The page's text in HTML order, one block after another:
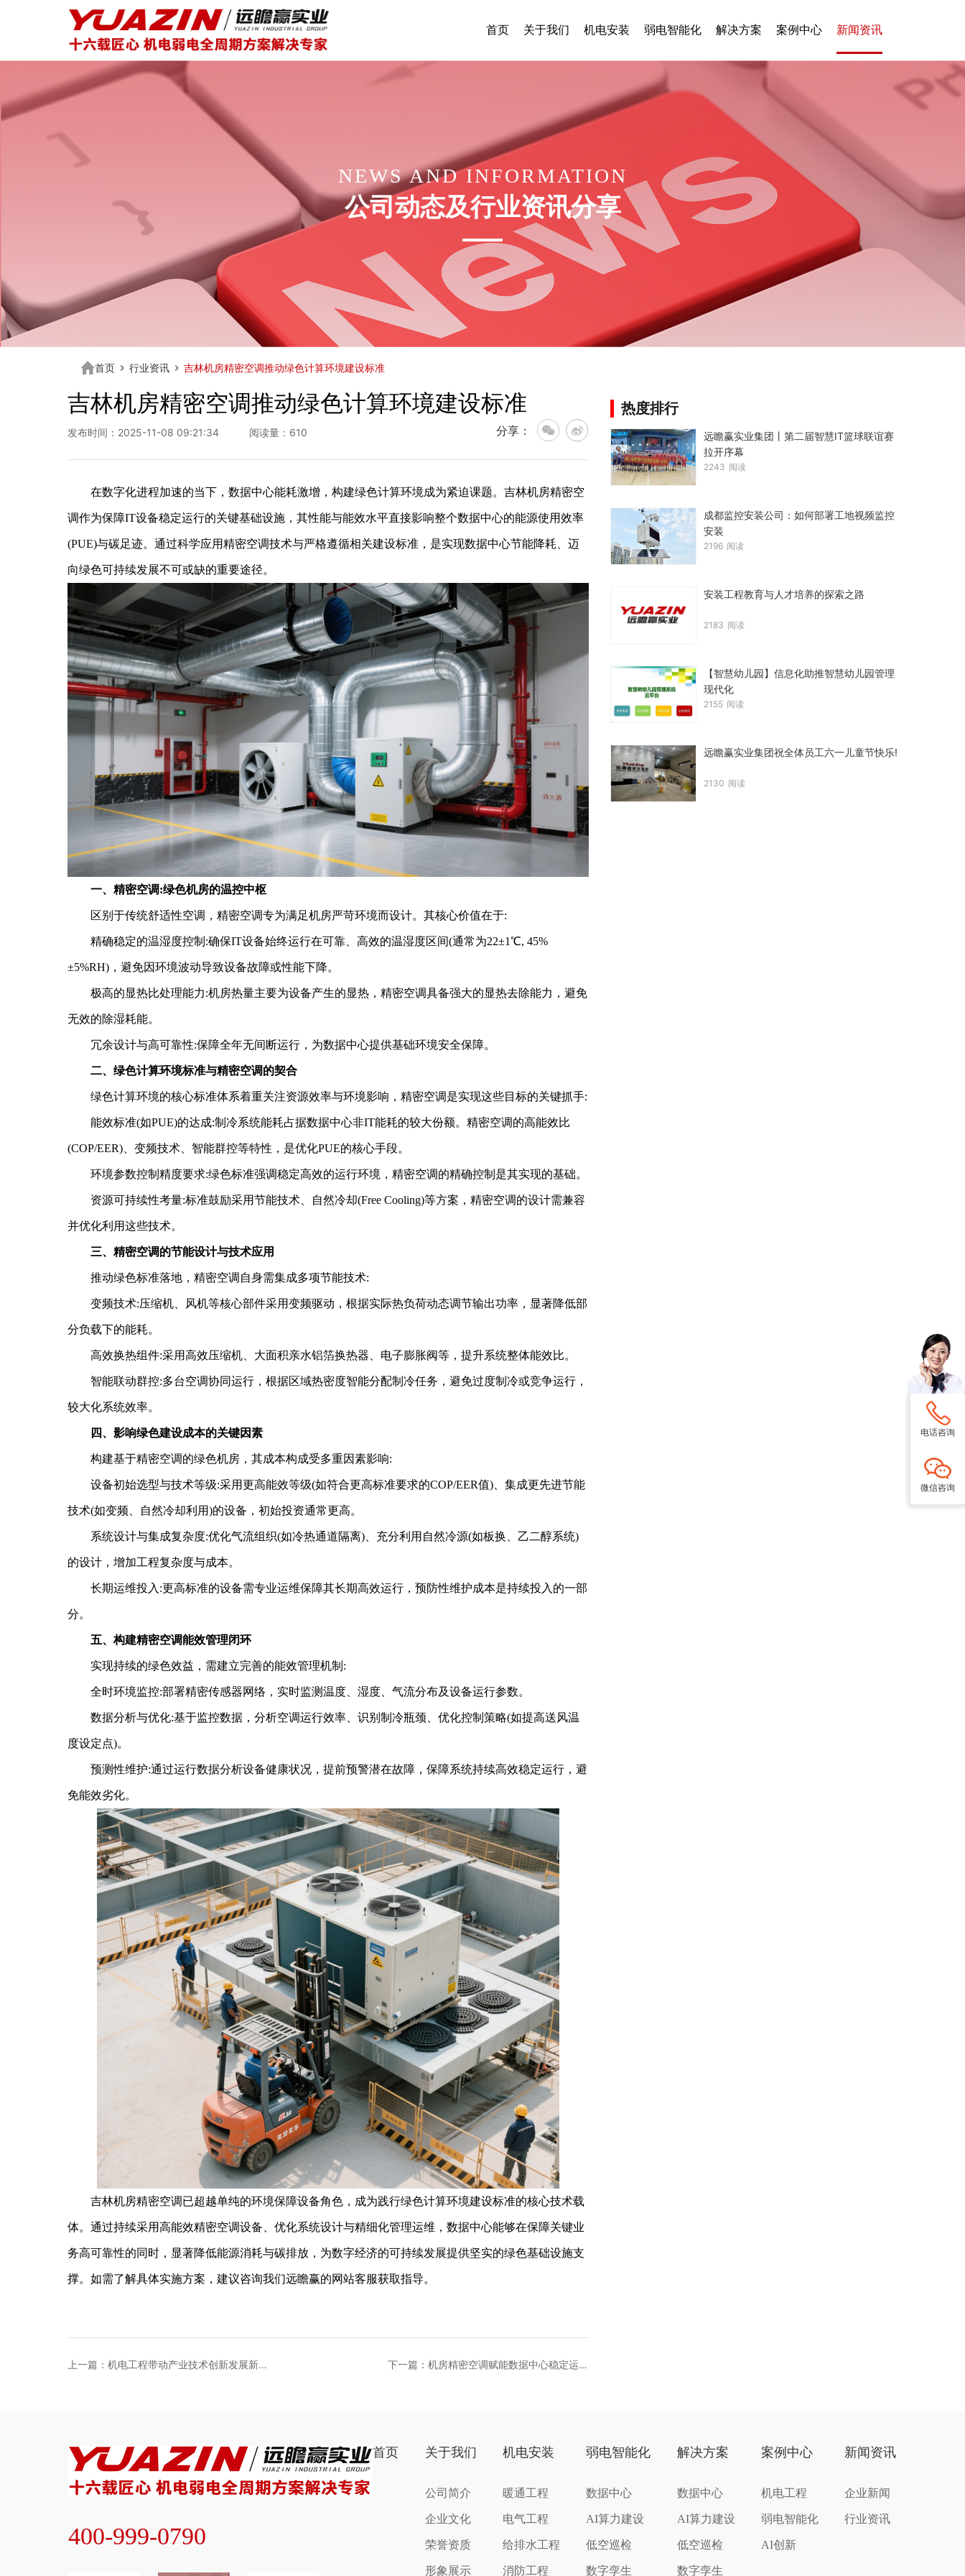
首页 关于我们 机电安装 弱电智能化 解决方案 案例中心 新闻资讯
NEWS AND INFORMATION
公司动态及行业资讯分享
首页 行业资讯 吉林机房精密空调推动绿色计算环境建设标准
吉林机房精密空调推动绿色计算环境建设标准
发布时间：2025-11-08 09:21:34 阅读量：610 分享：
在数字化进程加速的当下，数据中心能耗激增，构建绿色计算环境成为紧迫课题。吉林机房精密空
调作为保障IT设备稳定运行的关键基础设施，其性能与能效水平直接影响整个数据中心的能源使用效率
(PUE)与碳足迹。通过科学应用精密空调技术与严格遵循相关建设标准，是实现数据中心节能降耗、迈
向绿色可持续发展不可或缺的重要途径。
一、精密空调:绿色机房的温控中枢
区别于传统舒适性空调，精密空调专为满足机房严苛环境而设计。其核心价值在于:
精确稳定的温湿度控制:确保IT设备始终运行在可靠、高效的温湿度区间(通常为22±1℃, 45%
±5%RH)，避免因环境波动导致设备故障或性能下降。
极高的显热比处理能力:机房热量主要为设备产生的显热，精密空调具备强大的显热去除能力，避免
无效的除湿耗能。
冗余设计与高可靠性:保障全年无间断运行，为数据中心提供基础环境安全保障。
二、绿色计算环境标准与精密空调的契合
绿色计算环境的核心标准体系着重关注资源效率与环境影响，精密空调是实现这些目标的关键抓手:
能效标准(如PUE)的达成:制冷系统能耗占据数据中心非IT能耗的较大份额。精密空调的高能效比
(COP/EER)、变频技术、智能群控等特性，是优化PUE的核心手段。
环境参数控制精度要求:绿色标准强调稳定高效的运行环境，精密空调的精确控制是其实现的基础。
资源可持续性考量:标准鼓励采用节能技术、自然冷却(Free Cooling)等方案，精密空调的设计需兼容
并优化利用这些技术。
三、精密空调的节能设计与技术应用
推动绿色标准落地，精密空调自身需集成多项节能技术:
变频技术:压缩机、风机等核心部件采用变频驱动，根据实际热负荷动态调节输出功率，显著降低部
分负载下的能耗。
高效换热组件:采用高效压缩机、大面积亲水铝箔换热器、电子膨胀阀等，提升系统整体能效比。
智能联动群控:多台空调协同运行，根据区域热密度智能分配制冷任务，避免过度制冷或竞争运行，
较大化系统效率。
四、影响绿色建设成本的关键因素
构建基于精密空调的绿色机房，其成本构成受多重因素影响:
设备初始选型与技术等级:采用更高能效等级(如符合更高标准要求的COP/EER值)、集成更先进节能
技术(如变频、自然冷却利用)的设备，初始投资通常更高。
系统设计与集成复杂度:优化气流组织(如冷热通道隔离)、充分利用自然冷源(如板换、乙二醇系统)
的设计，增加工程复杂度与成本。
长期运维投入:更高标准的设备需专业运维保障其长期高效运行，预防性维护成本是持续投入的一部
分。
五、构建精密空调能效管理闭环
实现持续的绿色效益，需建立完善的能效管理机制:
全时环境监控:部署精密传感器网络，实时监测温度、湿度、气流分布及设备运行参数。
数据分析与优化:基于监控数据，分析空调运行效率、识别制冷瓶颈、优化控制策略(如提高送风温
度设定点)。
预测性维护:通过运行数据分析设备健康状况，提前预警潜在故障，保障系统持续高效稳定运行，避
免能效劣化。
吉林机房精密空调已超越单纯的环境保障设备角色，成为践行绿色计算环境建设标准的核心技术载
体。通过持续采用高能效精密空调设备、优化系统设计与精细化管理运维，数据中心能够在保障关键业
务高可靠性的同时，显著降低能源消耗与碳排放，为数字经济的可持续发展提供坚实的绿色基础设施支
撑。如需了解具体实施方案，建议咨询我们远瞻赢的网站客服获取指导。
上一篇：机电工程带动产业技术创新发展新动
下一篇：机房精密空调赋能数据中心稳定运行
热度排行
远瞻赢实业集团丨第二届智慧IT篮球联谊赛
拉开序幕
2243 阅读
成都监控安装公司：如何部署工地视频监控
安装
2196 阅读
安装工程教育与人才培养的探索之路
2183 阅读
【智慧幼儿园】信息化助推智慧幼儿园管理
现代化
2155 阅读
远瞻赢实业集团祝全体员工六一儿童节快乐!
2130 阅读
400-999-0790
首页 关于我们
公司简介
企业文化
荣誉资质
形象展示
机电安装
暖通工程
电气工程
给排水工程
消防工程
弱电智能化
数据中心
AI算力建设
低空巡检
数字孪生
解决方案
数据中心
AI算力建设
低空巡检
数字孪生
案例中心
机电工程
弱电智能化
AI创新
新闻资讯
企业新闻
行业资讯
电话咨询
微信咨询